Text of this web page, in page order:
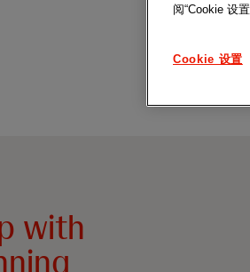
with
阅“Cookie 设
Cookie 设置